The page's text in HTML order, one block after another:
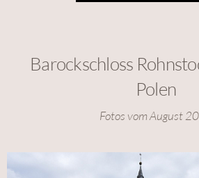
Barockschloss
Polen
Fotos vom August